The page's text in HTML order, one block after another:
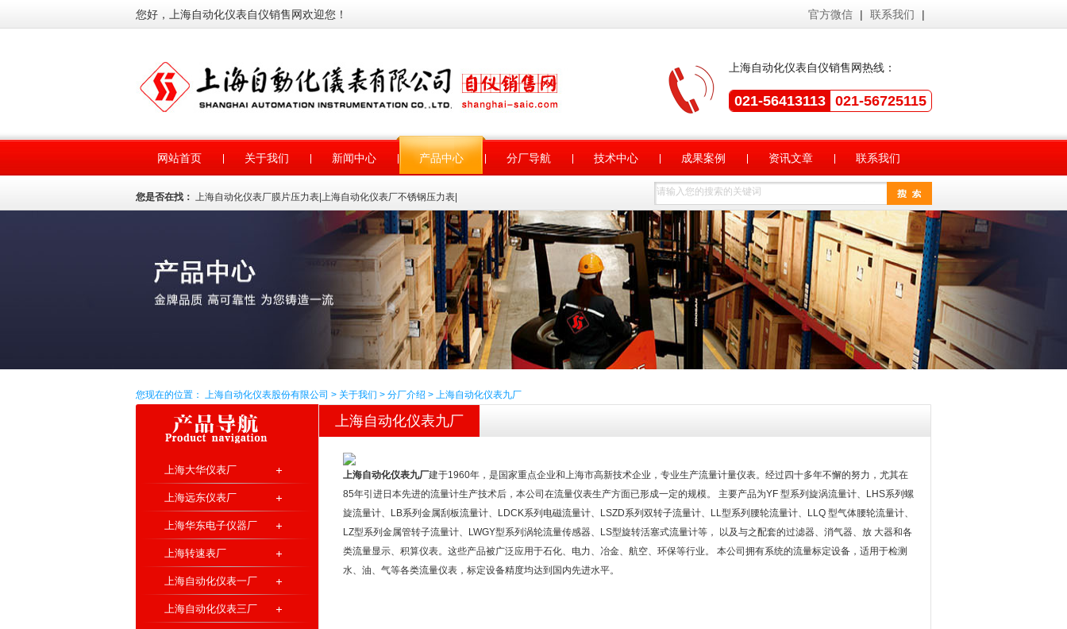
您好，上海自动化仪表自仪销售网欢迎您！ 官方微信 | 联系我们 |
上海自动化仪表自仪销售网热线：
021-56413113 021-56725115
网站首页 关于我们 新闻中心 产品中心 分厂导航 技术中心 成果案例 资讯文章 联系我们
您是否在找： 上海自动化仪表厂膜片压力表| 上海自动化仪表厂不锈钢压力表|
您现在的位置： 上海自动化仪表股份有限公司 > 关于我们 > 分厂介绍 > 上海自动化仪表九厂
上海大华仪表厂
上海远东仪表厂
上海华东电子仪器厂
上海转速表厂
上海自动化仪表一厂
上海自动化仪表三厂
上海自动化仪表九厂
的全部产品
上海自动化仪表九厂建于1960年，是国家重点企业和上海市高新技术企业，专业生产流量计量仪表。经过四十多年不懈的努力，尤其在
85年引进日本先进的流量计生产技术后，本公司在流量仪表生产方面已形成一定的规模。 主要产品为YF 型系列旋涡流量计、LHS系列螺
旋流量计、LB系列金属刮板流量计、LDCK系列电磁流量计、LSZD系列双转子流量计、LL型系列腰轮流量计、LLQ 型气体腰轮流量计、
LZ型系列金属管转子流量计、LWGY型系列涡轮流量传感器、LS型旋转活塞式流量计等， 以及与之配套的过滤器、消气器、放 大器和各
类流量显示、积算仪表。这些产品被广泛应用于石化、电力、冶金、航空、环保等行业。 本公司拥有系统的流量标定设备，适用于检测
水、油、气等各类流量仪表，标定设备精度均达到国内先进水平。